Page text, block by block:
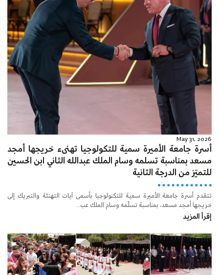
May 31, 2026
أسرة جامعة الأميرة سمية للتكولوجيا تهنىء خريجها أمجد
مسعد بمناسبة تسلمه وسام الملك عبدالله الثاني ابن الحسين
للتميّز من الدرجة الثانية
تتقدم أسرة جامعة الأميرة سمية للتكنولوجيا بأسمى آيات التهنئة والتبريك إلى
خريجها أمجد مسعد، بمناسبة تسلّمه وسام الملك عب...
إقرأ المزيد